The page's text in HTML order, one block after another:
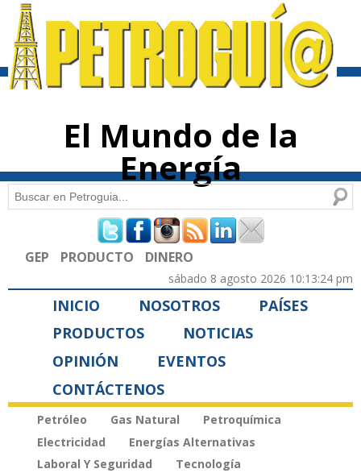
contenido
El Mundo de la
Energía
Formulario de búsqueda
Buscar
GEP PRODUCTO DINERO
sábado 8 agosto 2026 10:13:24 pm
INICIO NOSOTROS
PAÍSES
PRODUCTOS
NOTICIAS
OPINIÓN
EVENTOS
CONTÁCTENOS
Petróleo Gas Natural
Petroquímica
Electricidad
Energías Alternativas
Laboral Y Seguridad
Tecnología